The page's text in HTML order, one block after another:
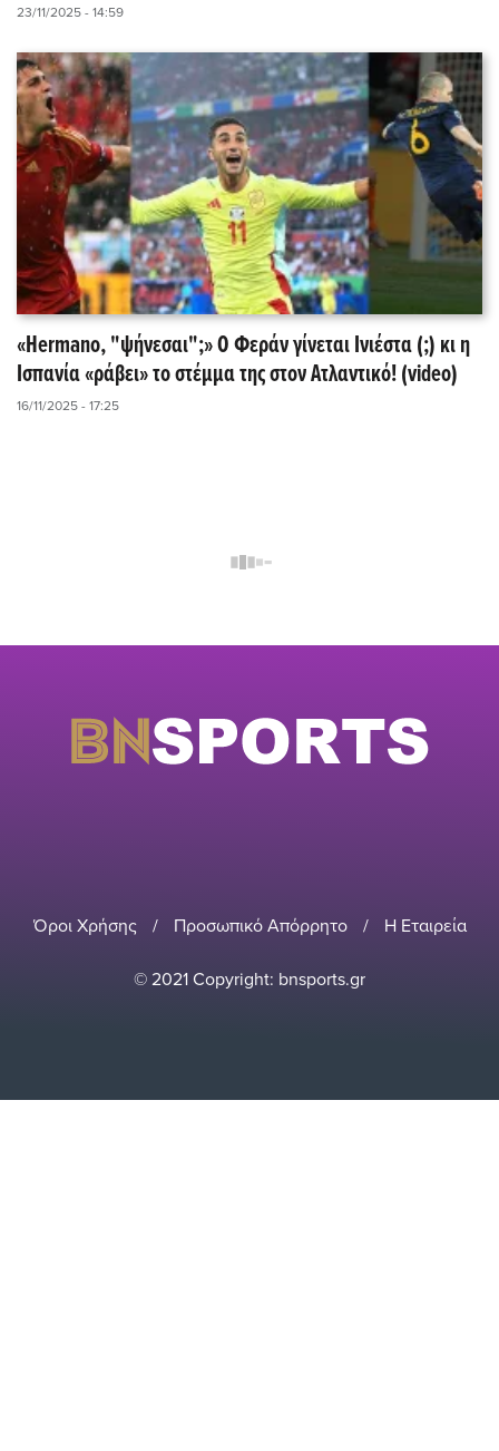
23/11/2025 - 14:59
«Hermano, "ψήνεσαι";» Ο Φεράν γίνεται Ινιέστα (;) κι η
Ισπανία «ράβει» το στέμμα της στον Ατλαντικό! (video)
16/11/2025 - 17:25
Όροι Χρήσης / Προσωπικό Απόρρητο / Η Εταιρεία
© 2021 Copyright: bnsports.gr